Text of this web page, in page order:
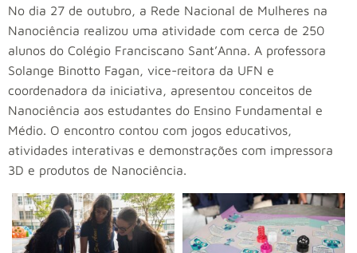
No dia 27 de outubro, a Rede Nacional de Mulheres na
Nanociência realizou uma atividade com cerca de 250
alunos do Colégio Franciscano Sant’Anna. A professora
Solange Binotto Fagan, vice-reitora da UFN e
coordenadora da iniciativa, apresentou conceitos de
Nanociência aos estudantes do Ensino Fundamental e
Médio. O encontro contou com jogos educativos,
atividades interativas e demonstrações com impressora
3D e produtos de Nanociência.